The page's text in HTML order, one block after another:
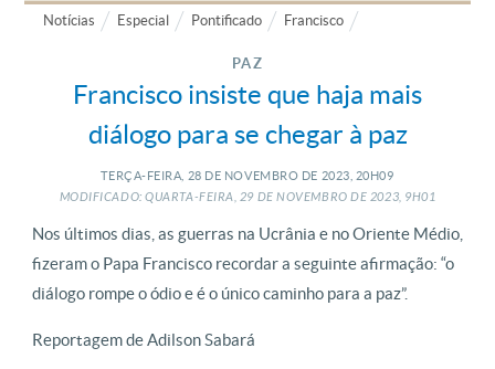
Notícias Especial Pontificado Francisco
PAZ
Francisco insiste que haja mais
diálogo para se chegar à paz
TERÇA-FEIRA, 28 DE NOVEMBRO DE 2023, 20H09
MODIFICADO: QUARTA-FEIRA, 29 DENOVEMBRO DE 2023, 9H01
Nos últimos dias, as guerras na Ucrânia e no Oriente Médio,
fizeram o Papa Francisco recordar a seguinte afirmação: “o
diálogo rompe o ódio e é o único caminho para a paz”.
Reportagem de Adilson Sabará